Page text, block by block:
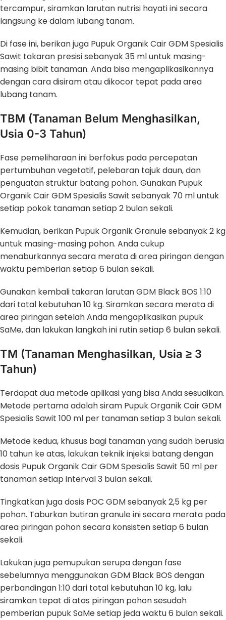
tercampur, siramkan larutan nutrisi hayati ini secara
langsung ke dalam lubang tanam.
Di fase ini, berikan juga Pupuk Organik Cair GDM Spesialis
Sawit takaran presisi sebanyak 35 ml untuk masing-
masing bibit tanaman. Anda bisa mengaplikasikannya
dengan cara disiram atau dikocor tepat pada area
lubang tanam.
TBM (Tanaman Belum Menghasilkan,
Usia 0-3 Tahun)
Fase pemeliharaan ini berfokus pada percepatan
pertumbuhan vegetatif, pelebaran tajuk daun, dan
penguatan struktur batang pohon. Gunakan Pupuk
Organik Cair GDM Spesialis Sawit sebanyak 70 ml untuk
setiap pokok tanaman setiap 2 bulan sekali.
Kemudian, berikan Pupuk Organik Granule sebanyak 2 kg
untuk masing-masing pohon. Anda cukup
menaburkannya secara merata di area piringan dengan
waktu pemberian setiap 6 bulan sekali.
Gunakan kembali takaran larutan GDM Black BOS 1:10
dari total kebutuhan 10 kg. Siramkan secara merata di
area piringan setelah Anda mengaplikasikan pupuk
SaMe, dan lakukan langkah ini rutin setiap 6 bulan sekali.
TM (Tanaman Menghasilkan, Usia ≥ 3
Tahun)
Terdapat dua metode aplikasi yang bisa Anda sesuaikan.
Metode pertama adalah siram Pupuk Organik Cair GDM
Spesialis Sawit 100 ml per tanaman setiap 3 bulan sekali.
Metode kedua, khusus bagi tanaman yang sudah berusia
10 tahun ke atas, lakukan teknik injeksi batang dengan
dosis Pupuk Organik Cair GDM Spesialis Sawit 50 ml per
tanaman setiap interval 3 bulan sekali.
Tingkatkan juga dosis POC GDM sebanyak 2,5 kg per
pohon. Taburkan butiran granule ini secara merata pada
area piringan pohon secara konsisten setiap 6 bulan
sekali.
Lakukan juga pemupukan serupa dengan fase
sebelumnya menggunakan GDM Black BOS dengan
perbandingan 1:10 dari total kebutuhan 10 kg, lalu
siramkan tepat di atas piringan pohon sesudah
pemberian pupuk SaMe setiap jeda waktu 6 bulan sekali.